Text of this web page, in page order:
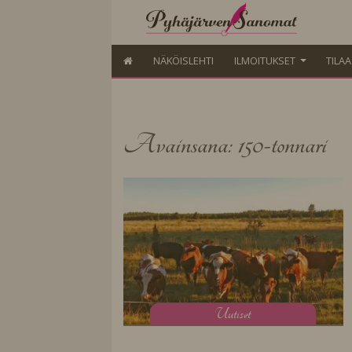
NÄKÖISLEHTI ILMOITUKSET
Avainsana: 150-tonnari
Uutiset